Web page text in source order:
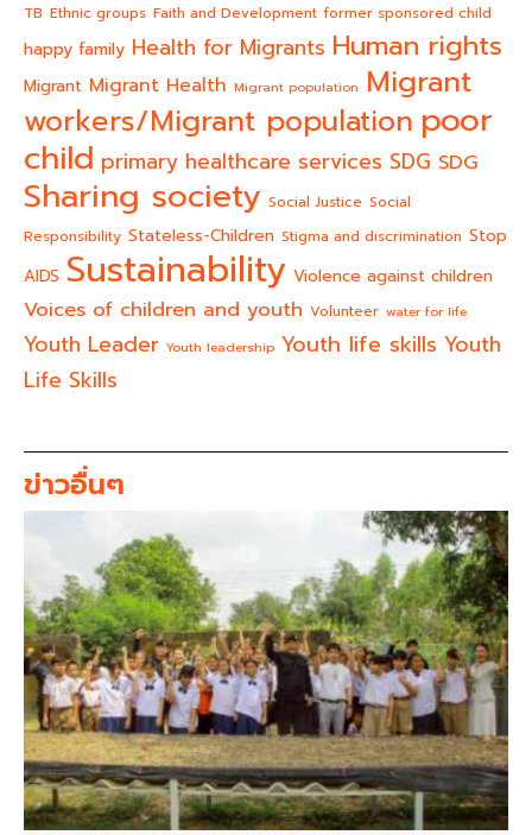
TB Ethnic groups Faith and Development former sponsored child
happy family Health for Migrants Human rights
Migrant Migrant Health Migrant population Migrant
workers/Migrant population poor
child primary healthcare services SDG SDG
Sharing society Social Justice Social
Responsibility Stateless-Children Stigma and discrimination Stop
AIDS Sustainability Violence against children
Voices of children and youth Volunteer water for life
Youth Leader Youth leadership Youth life skills Youth
Life Skills
ข่าวอื่นๆ